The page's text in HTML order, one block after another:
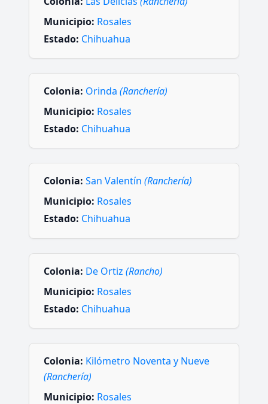
Municipio: Rosales
Estado: Chihuahua
Colonia: Orinda (Ranchería)
Municipio: Rosales
Estado: Chihuahua
Colonia: San Valentín (Ranchería)
Municipio: Rosales
Estado: Chihuahua
Colonia: De Ortiz (Rancho)
Municipio: Rosales
Estado: Chihuahua
Colonia: Kilómetro Noventa y Nueve
(Ranchería)
Municipio: Rosales